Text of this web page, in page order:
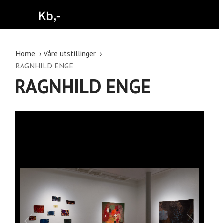
Home
Våre utstillinger
RAGNHILD ENGE
RAGNHILD ENGE